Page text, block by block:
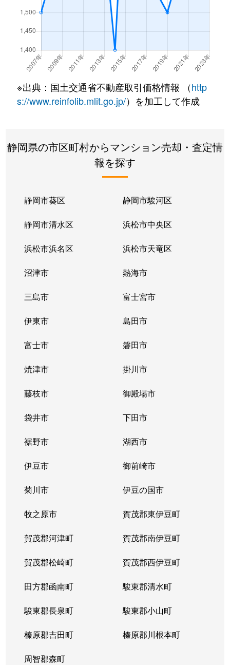
※出典：国土交通省不動産取引価格情報 （http
s://www.reinfolib.mlit.go.jp/）を加工して作成
静岡県の市区町村からマンション売却・査定情
報を探す
静岡市葵区 静岡市駿河区
静岡市清水区 浜松市中央区
浜松市浜名区 浜松市天竜区
沼津市 熱海市
三島市 富士宮市
伊東市 島田市
富士市 磐田市
焼津市 掛川市
藤枝市 御殿場市
袋井市 下田市
裾野市 湖西市
伊豆市 御前崎市
菊川市 伊豆の国市
牧之原市 賀茂郡東伊豆町
賀茂郡河津町 賀茂郡南伊豆町
賀茂郡松崎町 賀茂郡西伊豆町
田方郡函南町 駿東郡清水町
駿東郡長泉町 駿東郡小山町
榛原郡吉田町 榛原郡川根本町
周智郡森町